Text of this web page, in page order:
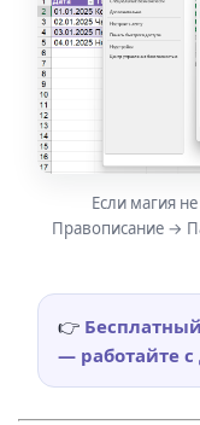
Если магия
Правописание →
👉
— работайте